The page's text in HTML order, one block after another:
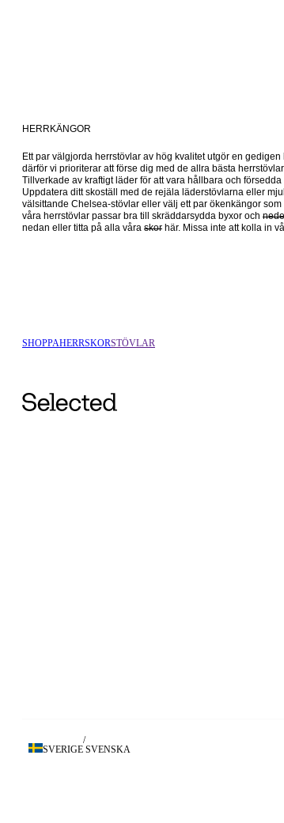
HERRKÄNGOR
Ett par välgjorda herrstövlar av hög kvalitet utgör en
därför vi prioriterar att förse dig med de allra bästa
Tillverkade av kraftigt läder för att vara hållbara och
Uppdatera ditt skoställ med de rejäla läderstövlarna eller
välsittande Chelsea-stövlar eller välj ett par ökenkängor
våra herrstövlar passar bra till skräddarsydda byxor och
nedan eller titta på alla våra skor här. Missa inte att kolla in
SHOPPAHERRSKORSTÖVLAR
SVERIGE
/
SVENSKA